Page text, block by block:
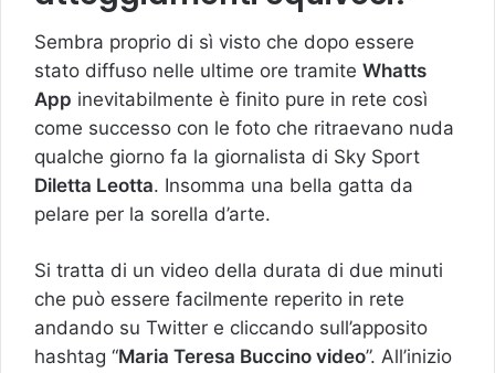
Sembra proprio di sì visto che dopo essere
stato diffuso nelle ultime ore tramite Whatts
App inevitabilmente è finito pure in rete così
come successo con le foto che ritraevano nuda
qualche giorno fa la giornalista di Sky Sport
Diletta Leotta. Insomma una bella gatta da
pelare per la sorella d’arte.
Si tratta di un video della durata di due minuti
che può essere facilmente reperito in rete
andando su Twitter e cliccando sull’apposito
hashtag “Maria Teresa Buccino video”. All’inizio